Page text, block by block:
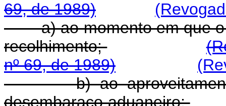
69, de 1989)
a) ao momento em que
recolhimento;
nº 69, de 1989)
b) ao
desembaraço aduaneiro;